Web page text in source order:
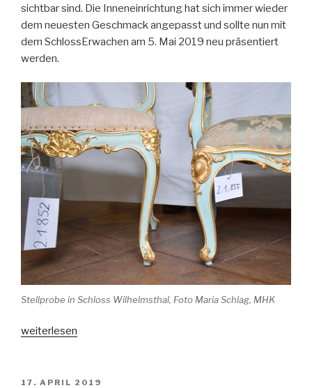
sichtbar sind. Die Inneneinrichtung hat sich immer wieder
dem neuesten Geschmack angepasst und sollte nun mit
dem SchlossErwachen am 5. Mai 2019 neu präsentiert
werden.
Stellprobe in Schloss Wilhelmsthal, Foto Maria Schlag, MHK
„Hinter
Die
weiterlesen
VERÖFFENTLICHT
17. APRIL 2019